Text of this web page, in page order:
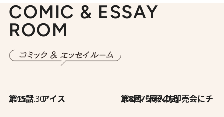
COMIC & ESSAY
ROOM
2026.7.30
第15話 アイス 2026.7.30
第8回「同人誌即売会にチャレンジ その2」